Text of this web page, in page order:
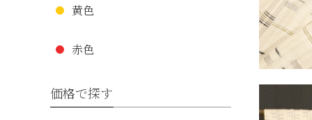
黄色
赤色
価格で探す